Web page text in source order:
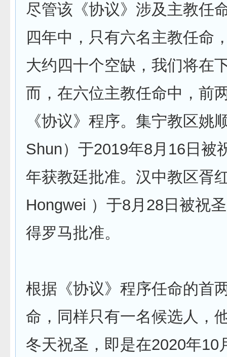
尽管该《协议》涉及主教任
四年中，只有六名主教任命
大约四十个空缺，我们将在
而，在六位主教任命中，前
《协议》程序。集宁教区姚
Shun）于2019年8月16日被
年获教廷批准。汉中教区胥
Hongwei ）于8月28日被祝
得罗马批准。
根据《协议》程序任命的首
命，同样只有一名候选人，
冬天祝圣，即是在2020年10